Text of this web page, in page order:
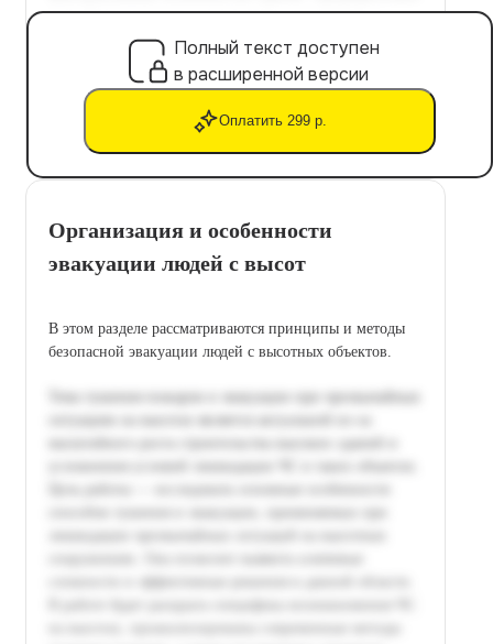
Полный текст доступен
в расширенной версии
Оплатить 299 р.
Организация и особенности
эвакуации людей с высот
В этом разделе рассматриваются принципы и методы
безопасной эвакуации людей с высотных объектов.